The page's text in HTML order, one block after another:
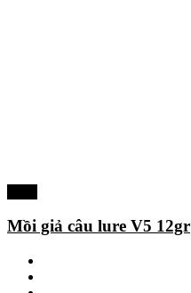
Mồi giả câu lure V5 12gr